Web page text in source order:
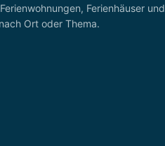
Ferienhäuser und
Ort oder Thema.